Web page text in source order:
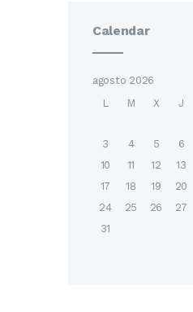
Calendar
agosto 2026
L
M X J
3
4 5 6
10
11 12 13
17
18 19 20
24
25 26 27
31